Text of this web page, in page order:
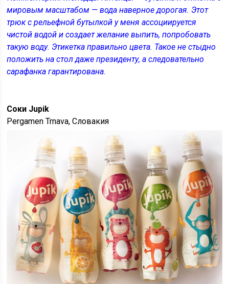
мировым масштабом — вода наверное дорогая. Этот
трюк с рельефной бутылкой у меня ассоциируется
чистой водой и создает желание выпить, попробовать
такую воду. Этикетка правильно цвета. Такое не стыдно
положить на стол даже президенту, а следовательно
сарафанка гарантирована.
Соки Jupik
Pergamen Trnava, Словакия